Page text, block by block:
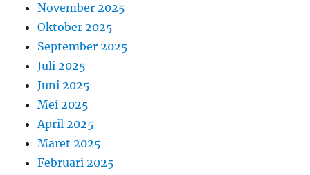
November 2025
Oktober 2025
September 2025
Juli 2025
Juni 2025
Mei 2025
April 2025
Maret 2025
Februari 2025